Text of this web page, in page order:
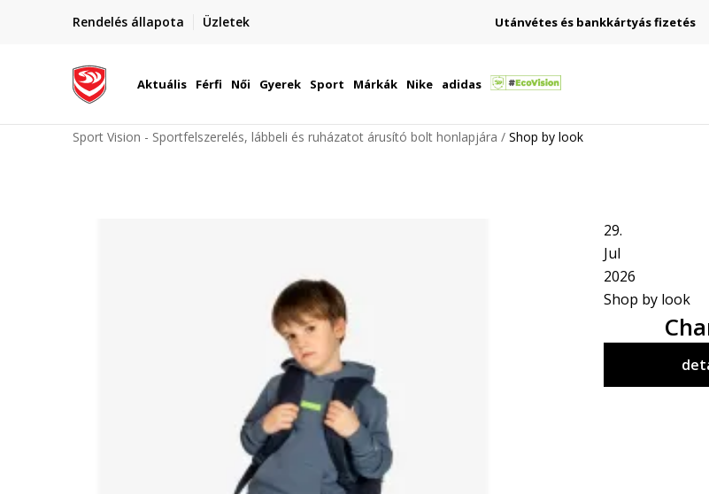
Rendelés állapota Üzletek
Szállítás Magyarország területén Utánvétes és bankkártyás fizetés
Aktuális Férfi Női Gyerek Sport Márkák Nike adidas
Sport Vision - Sportfelszerelés, lábbeli és ruházatot árusító bolt honlapjára Shop by look
29.
Jul
2026
Shop by look